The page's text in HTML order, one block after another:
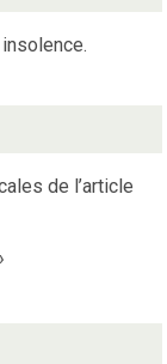
de l’article